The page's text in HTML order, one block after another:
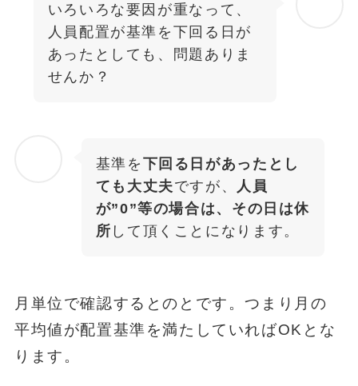
いろいろな要因が重なって、
人員配置が基準を下回る日が
あったとしても、問題ありま
せんか？
基準を 下回る日があったとし
ても大丈夫ですが、 人員
が”0”等の場合は、その日は休
所 して頂くことになります。
月単位で確認するとのとです。つまり月の
平均値が配置基準を満たしていればOKとな
ります。